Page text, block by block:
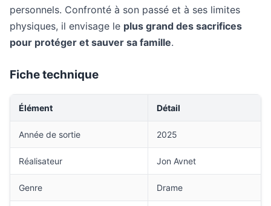
personnels. Confronté à son passé et à ses limites
physiques, il envisage le plus grand des sacrifices
pour protéger et sauver sa famille.
Fiche technique
Élément Détail
Année de sortie 2025
Réalisateur Jon Avnet
Genre Drame